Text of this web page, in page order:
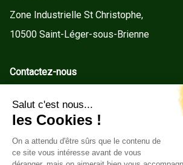
Zone Industrielle St Christophe,
10500 Saint-Léger-sous-Brienne
Contactez-nous
Tel : +33(0)3 25 92 78 60
Service client